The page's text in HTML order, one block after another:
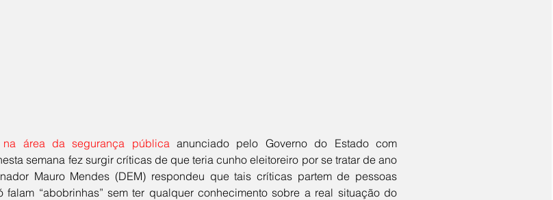
área da segurança pública anunciado pelo Governo do Estado com
semana fez surgir críticas de que teria cunho eleitoreiro por se tratar de ano
Mauro Mendes (DEM) respondeu que tais críticas partem de pessoas
falam “abobrinhas” sem ter qualquer conhecimento sobre a real situação do